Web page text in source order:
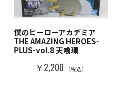
僕のヒーローアカデミア
THE AMAZING HEROES-
PLUS-vol.8 天喰環
￥2,200 （税込）